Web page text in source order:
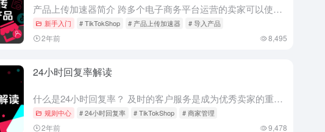
产品上传加速器简介 跨多个电子商务平台运营的卖家可以使用产品上传加速器，方便地将产品信息从其他平台转移到TikTok Shop。 要使用产品上传加速器，您的产品文件需要包含以下内容： 标识符代码 (A...
新手入门 # TikTokShop # 产品上传加速器 # 导入产品
2年前 8,495
24小时回复率解读
什么是24小时回复率？ 及时的客户服务是成为优秀卖家的重要因素。24小时回复率指您（或您的客服代理）在24小时内回复买家发起的聊天会话的占比。其计算方法是您在24小时内回复的聊天数量除以所有买家发起的...
规则中心 # 24小时回复率 # TikTokShop # 商家管理
2年前 9,478